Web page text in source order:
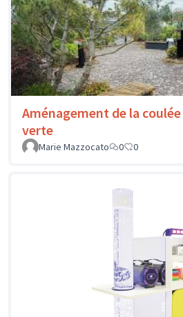
Aménagement de la coulée
verte
Marie Mazzocato
0 0